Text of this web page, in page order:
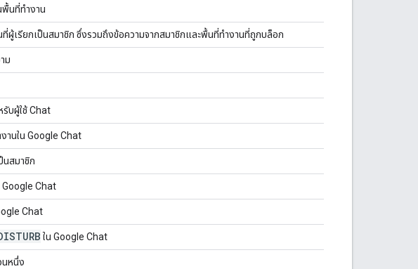
พื้นที่ทำงาน
ผู้เรียกเป็นสมาชิก ซึ่งรวมถึงข้อความจากสมาชิกและพื้นที่ทำงานที่ถูกบล็อก
ม
บผู้ใช้ Chat
านใน Google Chat
นสมาชิก
Google Chat
Chat
ใน Google Chat
นหนึ่ง